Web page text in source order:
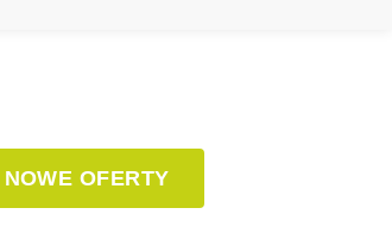
NOWE OFERTY